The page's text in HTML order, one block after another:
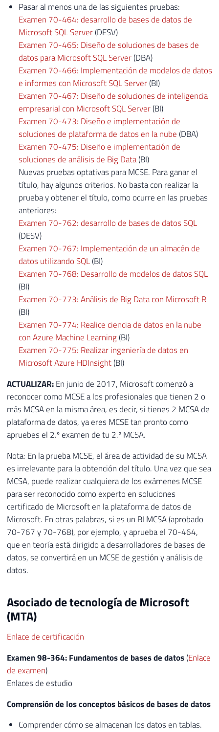
Pasar al menos una de las siguientes pruebas:
Examen 70-464: desarrollo de bases de datos de
Microsoft SQL Server(DESV)
Examen 70-465: Diseño de soluciones de bases de
datos para Microsoft SQL Server(DBA)
Examen 70-466: Implementación de modelos de datos
e informes con Microsoft SQL Server(BI)
Examen 70-467: Diseño de soluciones de inteligencia
empresarial con Microsoft SQL Server(BI)
Examen 70-473: Diseño e implementación de
soluciones de plataforma de datos en la nube (DBA)
Examen 70-475: Diseño e implementación de
soluciones de análisis de Big Data(BI)
Nuevas pruebas optativas para MCSE. Para ganar el
título, hay algunos criterios. No basta con realizar la
prueba y obtener el título, como ocurre en las pruebas
anteriores:
Examen 70-762: desarrollo de bases de datos SQL
(DESV)
Examen 70-767: Implementación de un almacén de
datos utilizando SQL(BI)
Examen 70-768: Desarrollo de modelos de datos SQL
(BI)
Examen 70-773: Análisis de Big Data con Microsoft R
(BI)
Examen 70-774: Realice ciencia de datos en la nube
con Azure Machine Learning(BI)
Examen 70-775: Realizar ingeniería de datos en
Microsoft Azure HDInsight(BI)
ACTUALIZAR:En junio de 2017, Microsoft comenzó a
reconocer como MCSE a los profesionales que tienen 2 o
más MCSA en la misma área, es decir, si tienes 2 MCSA de
plataforma de datos, ya eres MCSE tan pronto como
apruebes el 2.º examen de tu 2.º MCSA.
Nota: En la prueba MCSE, el área de actividad de su MCSA
es irrelevante para la obtención del título. Una vez que sea
MCSA, puede realizar cualquiera de los exámenes MCSE
para ser reconocido como experto en soluciones
certificado de Microsoft en la plataforma de datos de
Microsoft. En otras palabras, si es un BI MCSA (aprobado
70-767 y 70-768), por ejemplo, y aprueba el 70-464,
que en teoría está dirigido a desarrolladores de bases de
datos, se convertirá en un MCSE de gestión y análisis de
datos.
Asociado de tecnología de Microsoft
(MTA)
Enlace de certificación
Examen 98-364: Fundamentos de bases de datos(Enlace
de examen)
Enlaces de estudio
Comprensión de los conceptos básicos de bases de datos
Comprender cómo se almacenan los datos en tablas.